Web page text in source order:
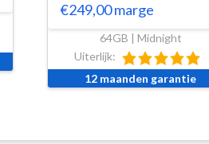
€249,00marge
64GB | Midnight
Uiterlijk:
12 maanden garantie